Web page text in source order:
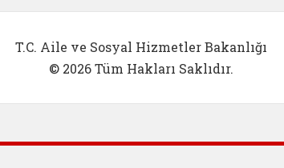
T.C. Aile ve Sosyal Hizmetler Bakanlığı
© 2026 Tüm Hakları Saklıdır.